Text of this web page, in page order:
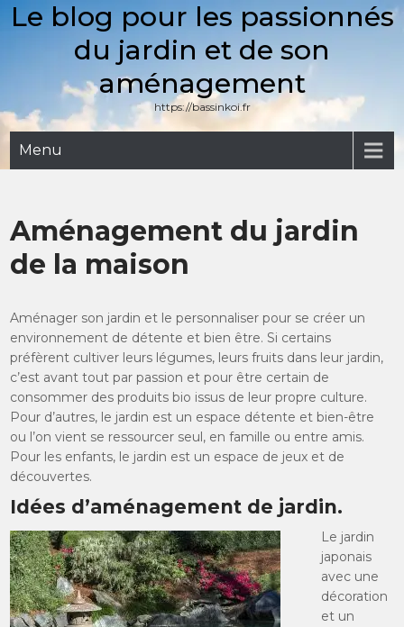
SkipLe blog pour les passionnés
du jardin et de son
aménagement
https://bassinkoi.fr
Menu
Aménagement du jardin
de la maison
Aménager son jardin et le personnaliser pour se créer un
environnement de détente et bien être. Si certains
préfèrent cultiver leurs légumes, leurs fruits dans leur jardin,
c’est avant tout par passion et pour être certain de
consommer des produits bio issus de leur propre culture.
Pour d’autres, le jardin est un espace détente et bien-être
ou l’on vient se ressourcer seul, en famille ou entre amis.
Pour les enfants, le jardin est un espace de jeux et de
découvertes.
Idées d’aménagement de jardin.
Le jardin
japonais
avec une
décoration
et un